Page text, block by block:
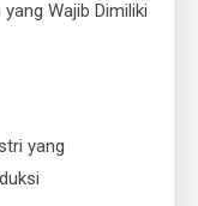
Wajib Dimiliki
yang